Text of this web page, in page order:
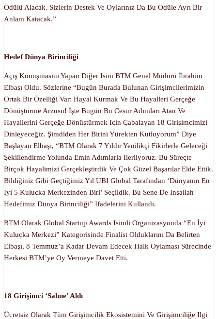
Ödülü Alacak. Sizlerin Destek Ve Oylarınız Da Bu Ödüle Ayrı Bir
Anlam Katacak.”
Hedef Dünya Birinciliği
Açış Konuşmasını Yapan Diğer Isim BTM Genel Müdürü İbrahim
Elbaşı Oldu. Sözlerine “Bugün Burada Bulunan Girişimcilerimizin
Ortak Bir Özelliği Var: Hayal Kurmak Ve Bu Hayalleri Gerçeğe
Dönüştürme Arzusu! İşte Bugün Bu Cesur Adımları Atan Ve
Hayallerini Gerçeğe Dönüştürmek Için Çabalayan 18 Girişimcimizi
Dinleyeceğiz. Şimdiden Her Birini Yürekten Kutluyorum” Diye
Başlayan Elbaşı, “BTM Olarak 7 Yıldır Yenilikçi Fikirlerle Geleceği
Şekillendirme Yolunda Emin Adımlarla Ilerliyoruz. Bu Süreçte
Birçok Hayalimizi Gerçekleştirdik Ve Çok Güzel Başarılar Elde Ettik.
Bildiğiniz Gibi Geçtiğimiz Yıl UBI Global Tarafından ‘Dünyanın En
İyi 5 Kuluçka Merkezinden Biri’ Seçildik. Bu Sene De Inşallah
Hedefimiz Dünya Birinciliği” Ifadelerini Kullandı.
BTM Olarak Global Startup Awards Isimli Organizasyonda “En İyi
Kuluçka Merkezi” Kategorisinde Finalist Olduklarını Da Belirten
Elbaşı, 8 Temmuz’a Kadar Devam Edecek Halk Oylaması Sürecinde
Herkesi BTM’ye Oy Vermeye Davet Etti.
18 Girişimci ‘sahne’ Aldı
Ücretsiz Olarak Tüm Girişimcilik Ekosistemini Ve Girişimciliğe Ilgi